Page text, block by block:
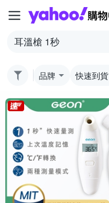
品牌 快速到貨